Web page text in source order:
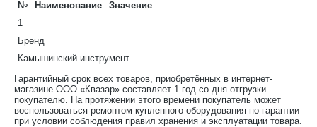
№
Наименование
Значение
1
Бренд
Камышинский инструмент
Гарантийный срок всех товаров, приобретённых в интернет-
магазине ООО «Квазар» составляет 1 год со дня отгрузки
покупателю. На протяжении этого времени покупатель может
воспользоваться ремонтом купленного оборудования по гарантии
при условии соблюдения правил хранения и эксплуатации товара.